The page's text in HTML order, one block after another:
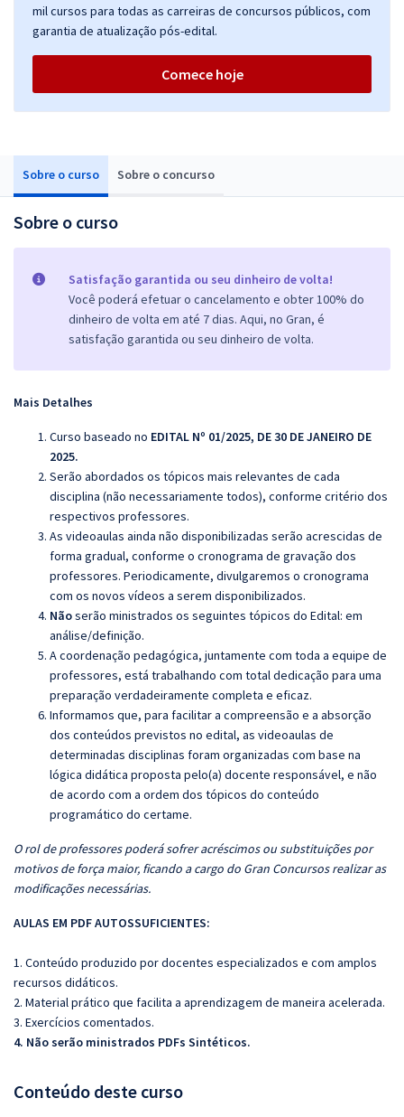
Sobre o curso Sobre o concurso
Sobre o curso
Satisfação garantida ou seu dinheiro de volta!
Você poderá efetuar o cancelamento e obter 100% do
dinheiro de volta em até 7 dias. Aqui, no Gran, é
satisfação garantida ou seu dinheiro de volta.
Mais Detalhes
Curso baseado no EDITAL Nº 01/2025, DE 30 DE JANEIRO DE
2025.
Serão abordados os tópicos mais relevantes de cada
disciplina (não necessariamente todos), conforme critério dos
respectivos professores.
As videoaulas ainda não disponibilizadas serão acrescidas de
forma gradual, conforme o cronograma de gravação dos
professores. Periodicamente, divulgaremos o cronograma
com os novos vídeos a serem disponibilizados.
Nãoserão ministrados os seguintes tópicos do Edital: em
análise/definição.
A coordenação pedagógica, juntamente com toda a equipe de
professores, está trabalhando com total dedicação para uma
preparação verdadeiramente completa e eficaz.
Informamos que, para facilitar a compreensão e a absorção
dos conteúdos previstos no edital, as videoaulas de
determinadas disciplinas foram organizadas com base na
lógica didática proposta pelo(a) docente responsável, e não
de acordo com a ordem dos tópicos do conteúdo
programático do certame.
O rol de professores poderá sofrer acréscimos ou substituições por
motivos de força maior, ficando a cargo do Gran Concursos realizar as
modificações necessárias.
AULAS EM PDF AUTOSSUFICIENTES:
1. Conteúdo produzido por docentes especializados e com amplos
recursos didáticos.
2. Material prático que facilita a aprendizagem de maneira acelerada.
3. Exercícios comentados.
4. Não serão ministrados PDFs Sintéticos.
Conteúdo deste curso
mil cursos para todas as carreiras de concursos públicos, com
garantia de atualização pós-edital.
Comece hoje